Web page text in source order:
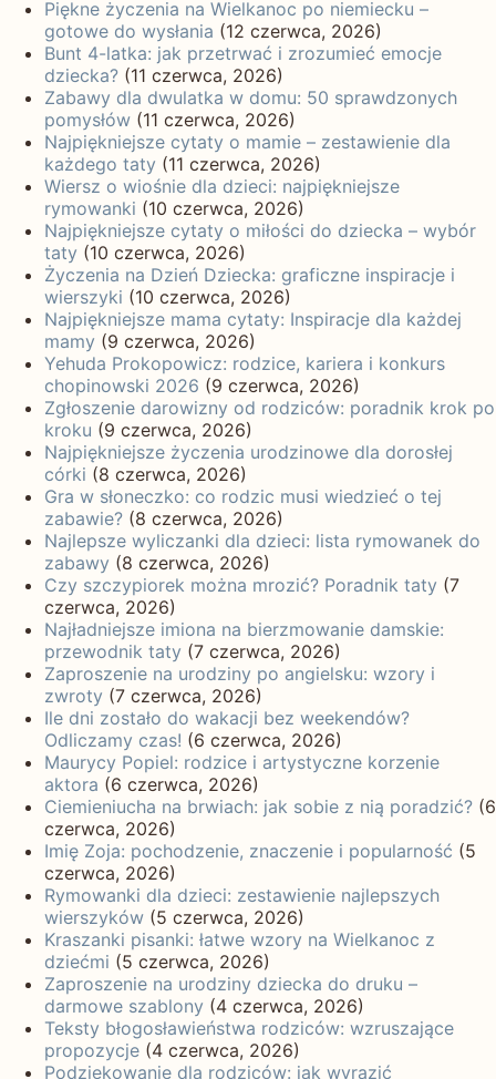
Piękne życzenia na Wielkanoc po niemiecku –
gotowe do wysłania (12 czerwca, 2026)
Bunt 4-latka: jak przetrwać i zrozumieć emocje
dziecka? (11 czerwca, 2026)
Zabawy dla dwulatka w domu: 50 sprawdzonych
pomysłów (11 czerwca, 2026)
Najpiękniejsze cytaty o mamie – zestawienie dla
każdego taty (11 czerwca, 2026)
Wiersz o wiośnie dla dzieci: najpiękniejsze
rymowanki (10 czerwca, 2026)
Najpiękniejsze cytaty o miłości do dziecka – wybór
taty (10 czerwca, 2026)
Życzenia na Dzień Dziecka: graficzne inspiracje i
wierszyki (10 czerwca, 2026)
Najpiękniejsze mama cytaty: Inspiracje dla każdej
mamy (9 czerwca, 2026)
Yehuda Prokopowicz: rodzice, kariera i konkurs
chopinowski 2026 (9 czerwca, 2026)
Zgłoszenie darowizny od rodziców: poradnik krok po
kroku (9 czerwca, 2026)
Najpiękniejsze życzenia urodzinowe dla dorosłej
córki (8 czerwca, 2026)
Gra w słoneczko: co rodzic musi wiedzieć o tej
zabawie? (8 czerwca, 2026)
Najlepsze wyliczanki dla dzieci: lista rymowanek do
zabawy (8 czerwca, 2026)
Czy szczypiorek można mrozić? Poradnik taty (7
czerwca, 2026)
Najładniejsze imiona na bierzmowanie damskie:
przewodnik taty (7 czerwca, 2026)
Zaproszenie na urodziny po angielsku: wzory i
zwroty (7 czerwca, 2026)
Ile dni zostało do wakacji bez weekendów?
Odliczamy czas! (6 czerwca, 2026)
Maurycy Popiel: rodzice i artystyczne korzenie
aktora (6 czerwca, 2026)
Ciemieniucha na brwiach: jak sobie z nią poradzić? (6
czerwca, 2026)
Imię Zoja: pochodzenie, znaczenie i popularność (5
czerwca, 2026)
Rymowanki dla dzieci: zestawienie najlepszych
wierszyków (5 czerwca, 2026)
Kraszanki pisanki: łatwe wzory na Wielkanoc z
dziećmi (5 czerwca, 2026)
Zaproszenie na urodziny dziecka do druku –
darmowe szablony (4 czerwca, 2026)
Teksty błogosławieństwa rodziców: wzruszające
propozycje (4 czerwca, 2026)
Podziękowanie dla rodziców: jak wyrazić